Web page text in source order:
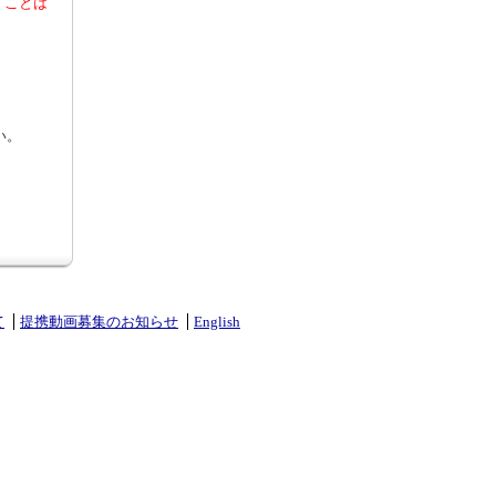
提携動画募集のお知らせ English